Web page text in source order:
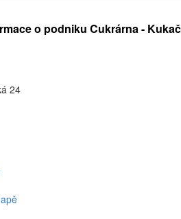
o podniku Cukrárna -
24